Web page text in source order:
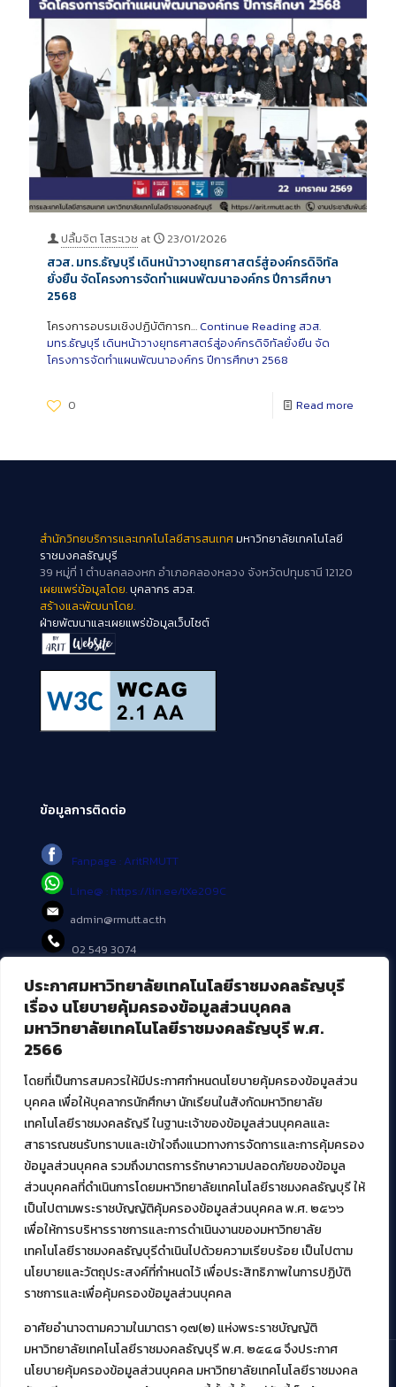
ประกาศมหาวิทยาลัยเทคโนโลยีราชมงคลธัญบุรี
เรื่อง นโยบายคุ้มครองข้อมูลส่วนบุคคล
มหาวิทยาลัยเทคโนโลยีราชมงคลธัญบุรี พ.ศ.
2566
โดยที่เป็นการสมควรให้มีประกาศกำหนดนโยบายคุ้มครองข้อมูลส่วน
บุคคล เพื่อให้บุคลากรนักศึกษา นักเรียนในสังกัดมหาวิทยาลัย
เทคโนโลยีราชมงคลธัญรี ในฐานะเจ้าของข้อมูลส่วนบุคคลและ
สาธารณชนรับทราบและเข้าใจถึงแนวทางการจัดการและการคุ้มครอง
ข้อมูลส่วนบุคคล รวมถึงมาตรการรักษาความปลอดภัยของข้อมูล
ส่วนบุคคลที่ดำเนินการโดยมหาวิทยาลัยเทคโนโลยีราชมงคลธัญบุรี ให้
เป็นไปตามพระราชบัญญัติคุ้มครองข้อมูลส่วนบุคคล พ.ศ. ๒๕๖๖
เพื่อให้การบริหารราชการและการดำเนินงานของมหาวิทยาลัย
เทคโนโลยีราชมงคลธัญบุรีดำเนินไปด้วยความเรียบร้อย เป็นไปตาม
นโยบายและวัตถุประสงค์ที่กำหนดไว้ เพื่อประสิทธิภาพในการปฏิบัติ
ราชการและเพื่อคุ้มครองข้อมูลส่วนบุคคล
อาศัยอำนาจตามความในมาตรา ๑๗(๒) แห่งพระราชบัญญัติ
มหาวิทยาลัยเทคโนโลยีราชมงคลธัญบุรี พ.ศ. ๒๕๔๘ จึงประกาศ
นโยบายคุ้มครองข้อมูลส่วนบุคคล มหาวิทยาลัยเทคโนโลยีราชมงคล
ปลื้มจิต โสระเวช at 23/01/2026
สวส. มทร.ธัญบุรี เดินหน้าวางยุทธศาสตร์สู่องค์กรดิจิทัล
ยั่งยืน จัดโครงการจัดทำแผนพัฒนาองค์กร ปีการศึกษา
2568
โครงการอบรมเชิงปฏิบัติการก… Continue Reading สวส.
มทร.ธัญบุรี เดินหน้าวางยุทธศาสตร์สู่องค์กรดิจิทัลยั่งยืน จัด
โครงการจัดทำแผนพัฒนาองค์กร ปีการศึกษา 2568
0 Read more
สำนักวิทยบริการและเทคโนโลยีสารสนเทศมหาวิทยาลัยเทคโนโลยี
ราชมงคลธัญบุรี
39 หมู่ที่ 1 ตำบลคลองหก อำเภอคลองหลวง จังหวัดปทุมธานี 12120
เผยแพร่ข้อมูลโดย.บุคลากร สวส.
สร้างและพัฒนาโดย.
ฝ่ายพัฒนาและเผยแพร่ข้อมูลเว็บไซต์
ข้อมูลการติดต่อ
Fanpage : AritRMUTT
Line@ : https://lin.ee/tXe209C
admin@rmutt.ac.th
02 549 3074
บริการอื่นๆ ของ สวส.
ศูนย์สื่อดิจิทัล
ศูนย์นวัตกรรมและความรู้
สมัยใหม่ (MoSeC)
งานบริการวิชาการให้กับหน่วยงานภายนอก
โครงการส่งเสริมและพัฒนาผู้ประกอบการ SME โดย. มทร.ธัญบุรี
กิจกรรมการเชื่อมโยงเครือข่ายผู้ให้บริการเครื่องจักรกลทางการ
เกษตร ภายใต้โครงการส่งเสริมการรแปรรูปสินค้าเกษตรระดับชุมชน
กรมส่งเสริมอุตสาหกรรม
โครงการยกระดับเศรษฐกิจและสังคมรายตำบลแบบบูรณาการ (1
ตำบล 1 มหาวิทยาลัย)